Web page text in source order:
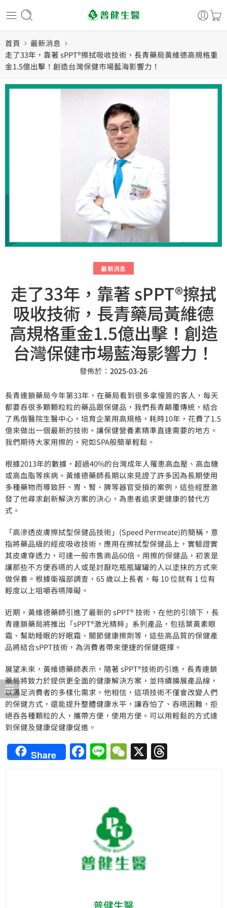
首頁
最新消息
走了33年，靠著 sPPT®擦拭吸收技術，長青藥局黃維德高規格重
金1.5億出擊！創造台灣保健市場藍海影響力！
最新消息
走了33年，靠著 sPPT®擦拭
吸收技術，長青藥局黃維德
高規格重金1.5億出擊！創造
台灣保健市場藍海影響力！
發佈於： 2025-03-26
長青連鎖藥局今年第33年，在藥局看到很多拿慢簽的客人，每天
都要吞很多顆顆粒粒的藥品跟保健品，我們長青顛覆傳統，結合
了馬偕醫院生醫中心，培育企業用高規格，耗時10年，花費了1.5
億來做出一個最新的技術。讓保健營養素精準直達需要的地方。
我們期待大家用擦的，宛如SPA般簡單輕鬆。
根據2013年的數據，超過40%的台灣成年人罹患高血壓、高血糖
或高血脂等疾病。黃維德藥師長期以來見證了許多因為長期使用
多種藥物而導致肝、胃、腎、脾等器官受損的案例，這些經歷激
發了他尋求創新解決方案的決心，為患者追求更健康的替代方
式。
「高滲透皮膚擦拭型保健品技術」(Speed Permeate)的簡稱，意
指將藥品級的經皮吸收技術，應用在擦拭型保健品上，實驗證實
其皮膚穿透力，可達一般市售商品60倍。用擦的保健品，初衷是
讓那些不方便吞嚥的人或是討厭吃瓶瓶罐罐的人以塗抹的方式來
做保養。根據衛福部調查，65 歲以上長者，每 10 位就有 1 位有
輕度以上咀嚼吞嚥障礙。
近期，黃維德藥師引進了最新的 sPPT® 技術，在他的引領下，長
青連鎖藥局將推出「sPPT®激光精粹」系列產品，包括葉黃素眼
霜、幫助睡眠的好眠霜、關節健康擦劑等，這些高品質的保健產
品將結合sPPT技術，為消費者帶來便捷的保健選擇。
展望未來，黃維德藥師表示，隨著 sPPT®技術的引進，長青連鎖
藥局將致力於提供更全面的健康解決方案，並持續擴展產品線，
以滿足消費者的多樣化需求。他相信，這項技術不僅會改變人們
的保健方式，還能提升整體健康水平，讓吞怕了、吞嚥困難，拒
絕吞各種顆粒的人，攜帶方便，使用方便。可以用輕鬆的方式達
到保健及健康促健康促進。
Share Facebook
LineWeChat
X